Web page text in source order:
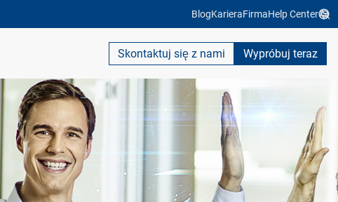
BlogKarieraFirmaHelp Center
Skontaktuj się z nami Wypróbuj teraz